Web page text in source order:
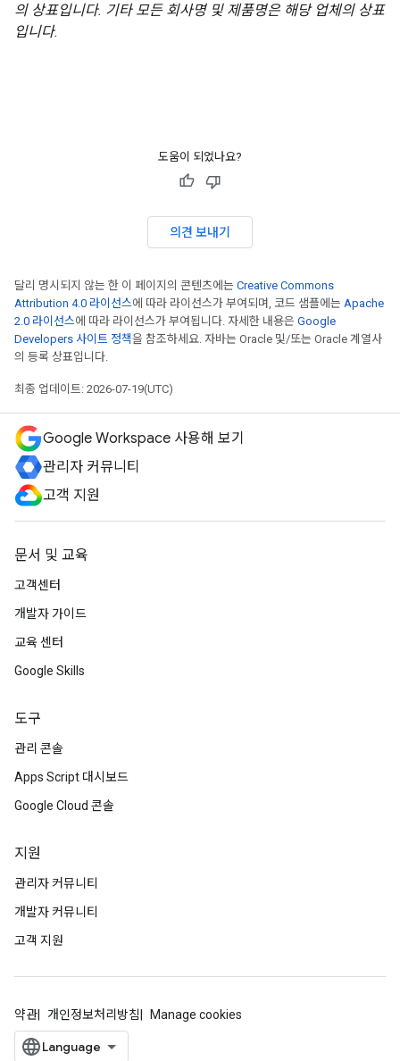
의 상표입니다. 기타 모든 회사명 및 제품명은 해당 업체의 상표
입니다.
도움이 되었나요?
의견 보내기
달리 명시되지 않는 한 이 페이지의 콘텐츠에는 Creative Commons
Attribution 4.0 라이선스에 따라 라이선스가 부여되며, 코드 샘플에는 Apache
2.0 라이선스에 따라 라이선스가 부여됩니다. 자세한 내용은 Google
Developers 사이트 정책을 참조하세요. 자바는 Oracle 및/또는 Oracle 계열사
의 등록 상표입니다.
최종 업데이트: 2026-07-19(UTC)
Google Workspace 사용해 보기
관리자 커뮤니티
고객 지원
문서 및 교육
고객센터
개발자 가이드
교육 센터
Google Skills
도구
관리 콘솔
Apps Script 대시보드
Google Cloud 콘솔
지원
관리자 커뮤니티
개발자 커뮤니티
고객 지원
약관 개인정보처리방침 Manage cookies